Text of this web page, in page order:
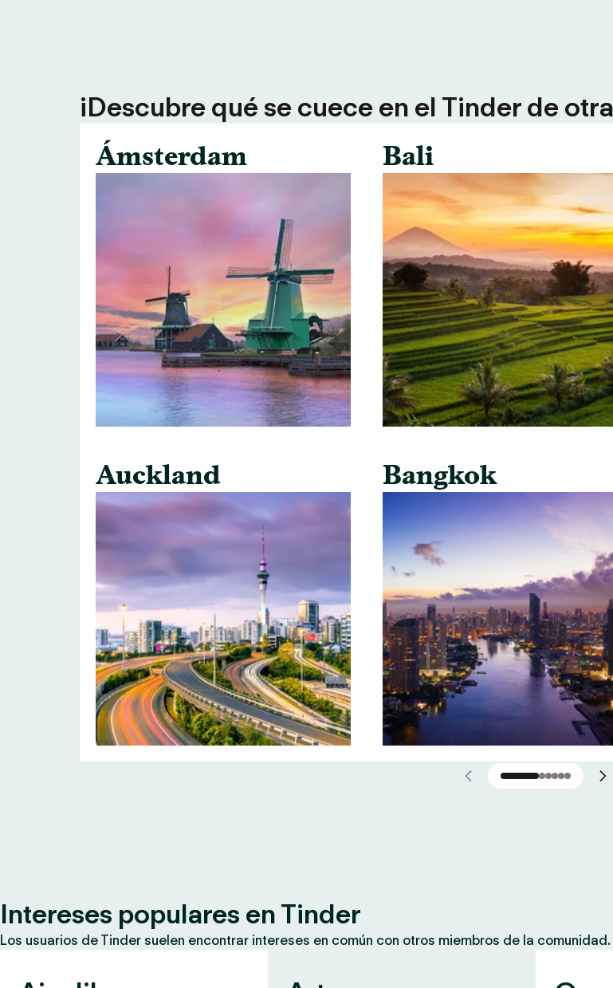
¡Descubre qué se cuece en el Tinder de
Ámsterdam
Auckland
Bali
Bangkok
Intereses populares en Tinder
Los usuarios de Tinder suelen encontrar intereses en común con otros miembros de la